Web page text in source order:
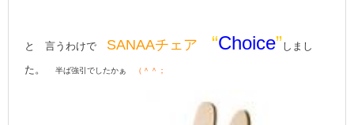
と 言うわけで SANAAチェア “Choice”しまし
た。
半ば強引でしたかぁ （＾＾；